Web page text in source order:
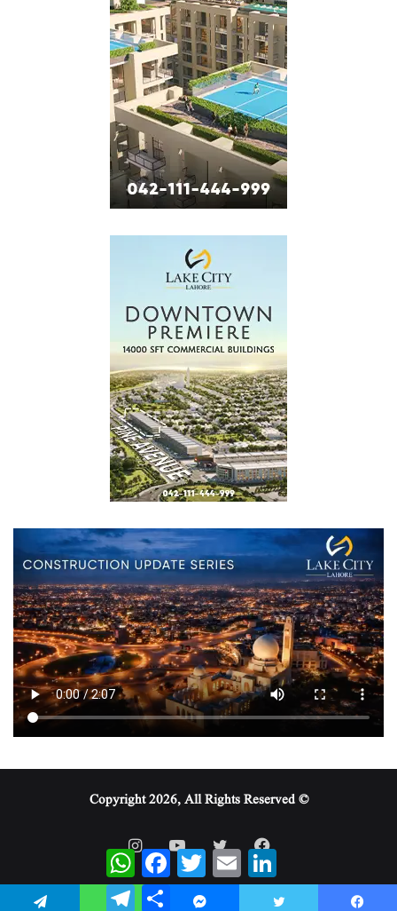
© Copyright 2026, All Rights Reserved
WhatsAppFacebookTwitterEmail
LinkedIn
TelegramShare